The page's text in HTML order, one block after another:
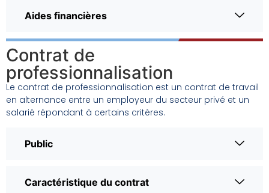
Aides financières
Contrat de
professionnalisation
Le contrat de professionnalisation est un contrat de travail
en alternance entre un employeur du secteur privé et un
salarié répondant à certains critères.
Public
Caractéristique du contrat